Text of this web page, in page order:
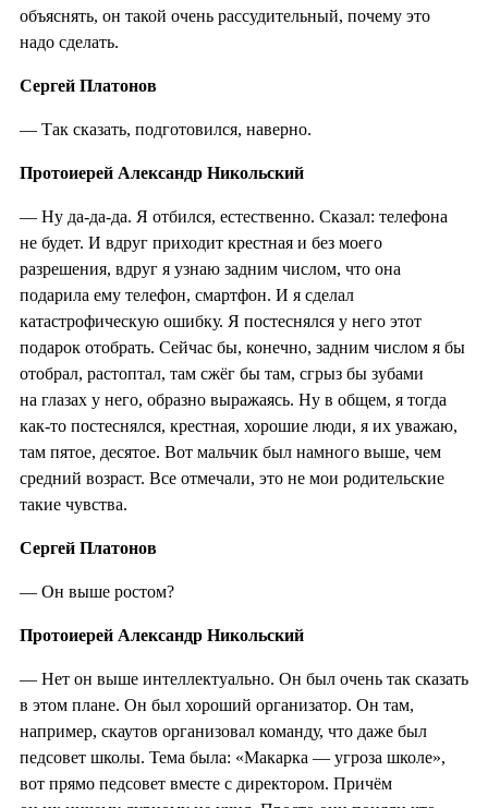
объяснять, он такой очень рассудительный, почему это
надо сделать.
Сергей Платонов
— Так сказать, подготовился, наверно.
Протоиерей Александр Никольский
— Ну да-да-да. Я отбился, естественно. Сказал: телефона
не будет. И вдруг приходит крестная и без моего
разрешения, вдруг я узнаю задним числом, что она
подарила ему телефон, смартфон. И я сделал
катастрофическую ошибку. Я постеснялся у него этот
подарок отобрать. Сейчас бы, конечно, задним числом я бы
отобрал, растоптал, там сжёг бы там, сгрыз бы зубами
на глазах у него, образно выражаясь. Ну в общем, я тогда
как-то постеснялся, крестная, хорошие люди, я их уважаю,
там пятое, десятое. Вот мальчик был намного выше, чем
средний возраст. Все отмечали, это не мои родительские
такие чувства.
Сергей Платонов
— Он выше ростом?
Протоиерей Александр Никольский
— Нет он выше интеллектуально. Он был очень так сказать
в этом плане. Он был хороший организатор. Он там,
например, скаутов организовал команду, что даже был
педсовет школы. Тема была: «Макарка — угроза школе»,
вот прямо педсовет вместе с директором. Причём